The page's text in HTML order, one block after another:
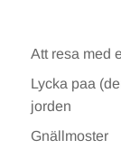
Att resa med
Lycka paa
jorden
Gnällmoster